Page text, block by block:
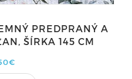
PREDPRANÝ A
ŠÍRKA 145 CM